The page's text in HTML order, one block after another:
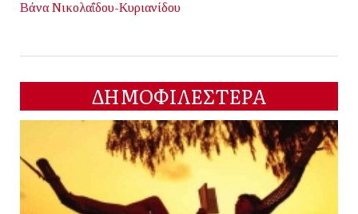
Βάνα Νικολαΐδου-Κυριανίδου
ΔΗΜΟΦΙΛΕΣΤΕΡΑ